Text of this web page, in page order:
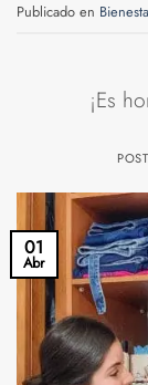
Publicado en
¡Es
01
Abr